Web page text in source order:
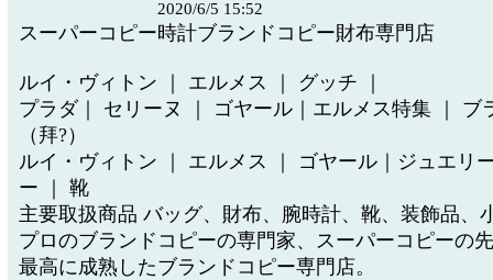
2020/6/5 15:52
スーパーコピー時計ブランドコピー財布専門店
ルイ・ヴィトン ｜ エルメス ｜ グッチ ｜
プラダ｜ セリーヌ ｜ ゴヤール｜エルメス特集 ｜ ブ
（拜?）
ルイ・ヴィトン ｜ エルメス ｜ ゴヤール｜ジュエリ
ー ｜ 靴
主要取扱商品 バッグ、財布、腕時計、靴、装飾品、
プロのブランドコピーの専門家、スーパーコピーの
最高に成熟したブランドコピー専門店。